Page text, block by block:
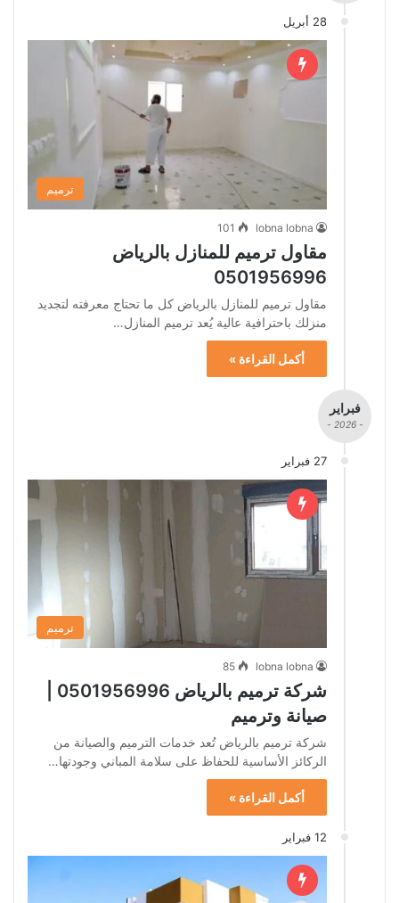
28 أبريل
ترميم
lobna lobna
101
مقاول ترميم للمنازل بالرياض
0501956996
مقاول ترميم للمنازل بالرياض كل ما تحتاج معرفته لتجديد
منزلك باحترافية عالية يُعد ترميم المنازل…
أكمل القراءة »
فبراير
- 2026 -
27 فبراير
ترميم
lobna lobna
85
صيانة وترميم
شركة ترميم بالرياض تُعد خدمات الترميم والصيانة من
الركائز الأساسية للحفاظ على سلامة المباني وجودتها…
أكمل القراءة »
12 فبراير